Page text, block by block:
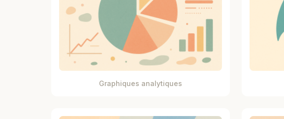
Graphiques analytiques